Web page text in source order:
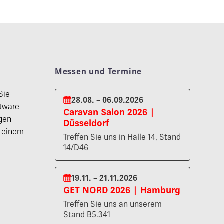
Messen und Termine
28.08. – 06.09.2026
Caravan Salon 2026 |
Düsseldorf
Treffen Sie uns in Halle 14, Stand
14/D46
19.11. – 21.11.2026
GET NORD 2026 | Hamburg
Treffen Sie uns an unserem
Stand B5.341